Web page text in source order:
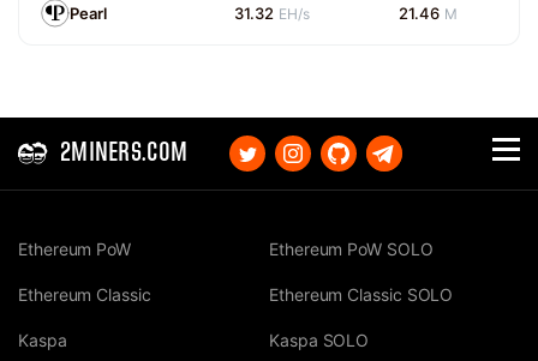
Pearl 31.32 EH/s 21.46 M
2MINERS.COM
Ethereum PoW
Ethereum Classic
Kaspa
Ethereum PoW SOLO
Ethereum Classic SOLO
Kaspa SOLO